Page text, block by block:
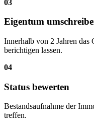
03
Eigentum
Innerhalb von 2 Jahren das
berichtigen lassen.
04
Status bewerten
Bestands­aufnahme der
treffen.